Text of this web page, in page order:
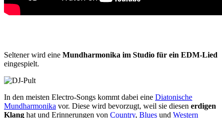
Seltener wird eine Mundharmonika im Studio für ein EDM-Lied
eingespielt.
In den meisten Electro-Songs kommt dabei eine Diatonische
Mundharmonika vor. Diese wird bevorzugt, weil sie diesen erdigen
Klang hat und Erinnerungen von Country, Blues und Western